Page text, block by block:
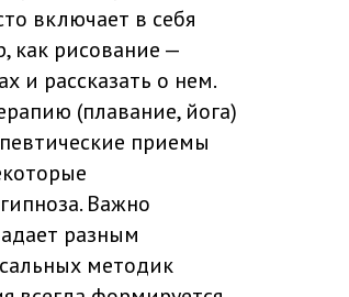
включает в себя
как рисование —
и рассказать о нем.
(плавание, йога)
приемы
Важно
разным
методик